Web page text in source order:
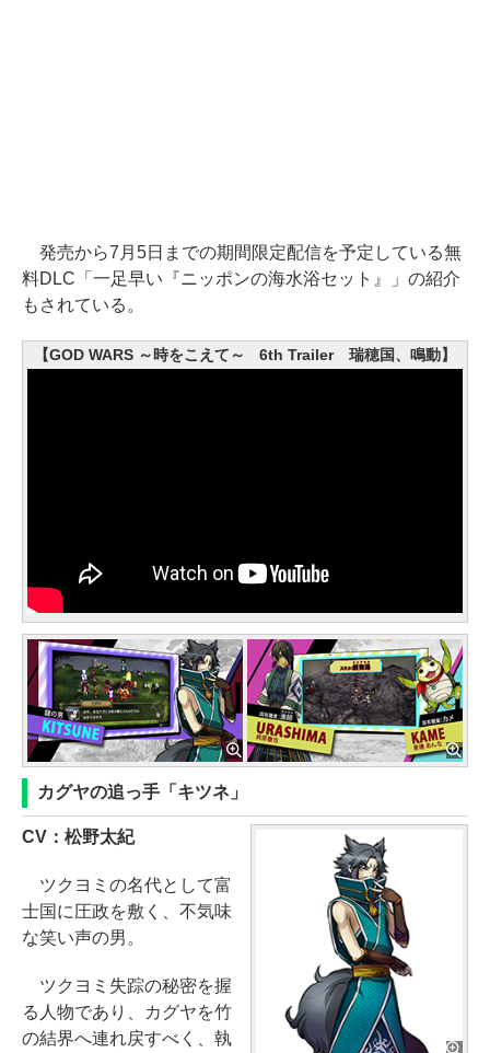
発売から7月5日までの期間限定配信を予定している無
料DLC「一足早い『ニッポンの海水浴セット』」の紹介
もされている。
【GOD WARS ～時をこえて～ 6th Trailer 瑞穂国、鳴動】
カグヤの追っ手「キツネ」
CV：松野太紀
ツクヨミの名代として富
士国に圧政を敷く、不気味
な笑い声の男。
ツクヨミ失踪の秘密を握
る人物であり、カグヤを竹
の結界へ連れ戻すべく、執